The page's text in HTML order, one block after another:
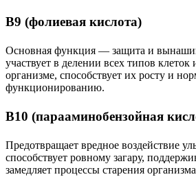
В9 (фолиевая кислота)
Основная функция — защита и
участвует в делении всех типов
организме, способствует их росту и
функционированию.
В10 (парааминобензойная
Предотвращает вредное воздействие
способствует ровному загару,
замедляет процессы старения